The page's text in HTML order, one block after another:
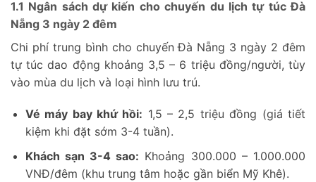
1.1 Ngân sách dự kiến cho chuyến du lịch tự túc Đà
Nẵng 3 ngày 2 đêm
Chi phí trung bình cho chuyến Đà Nẵng 3 ngày 2 đêm
tự túc dao động khoảng 3,5 – 6 triệu đồng/người, tùy
vào mùa du lịch và loại hình lưu trú.
Vé máy bay khứ hồi: 1,5 – 2,5 triệu đồng (giá tiết
kiệm khi đặt sớm 3-4 tuần).
Khách sạn 3-4 sao: Khoảng 300.000 – 1.000.000
VNĐ/đêm (khu trung tâm hoặc gần biển Mỹ Khê).